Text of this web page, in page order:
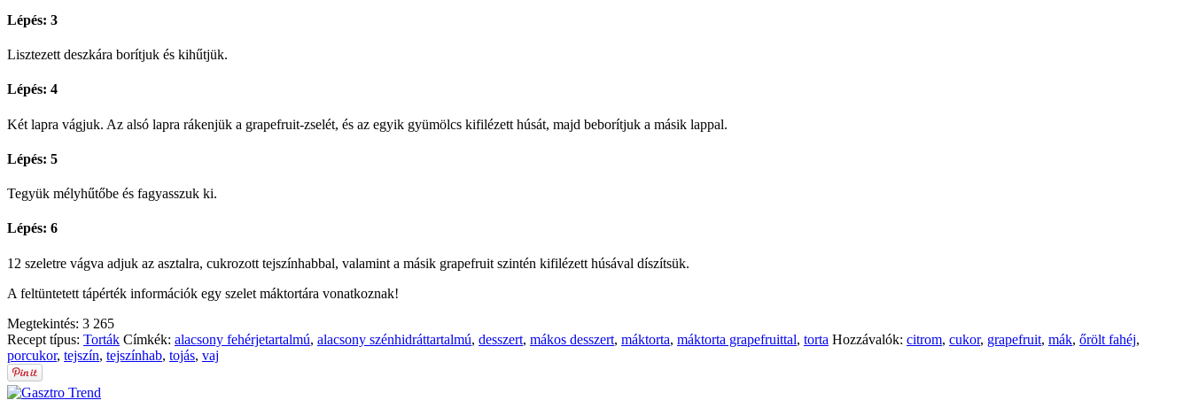
Lépés: 3
Lisztezett deszkára borítjuk és kihűtjük.
Lépés: 4
Két lapra vágjuk. Az alsó lapra rákenjük a grapefruit-zselét, és az egyik gyümölcs kifilézett húsát, majd beborítjuk a másik lappal.
Lépés: 5
Tegyük mélyhűtőbe és fagyasszuk ki.
Lépés: 6
12 szeletre vágva adjuk az asztalra, cukrozott tejszínhabbal, valamint a másik grapefruit szintén kifilézett húsával díszítsük.
A feltüntetett tápérték információk egy szelet máktortára vonatkoznak!
Megtekintés: 3 265
Recept típus: Torták Címkék: alacsony fehérjetartalmú, alacsony szénhidráttartalmú, desszert, mákos desszert, máktorta, máktorta grapefruittal, torta Hozzávalók: citrom, cukor, grapefruit, mák, őrölt fahéj,
porcukor, tejszín, tejszínhab, tojás, vaj